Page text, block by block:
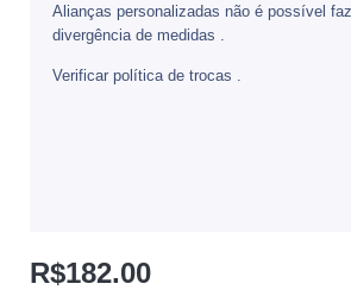
Alianças personalizadas não é possível
divergência de medidas .
Verificar política de trocas .
R$182.00